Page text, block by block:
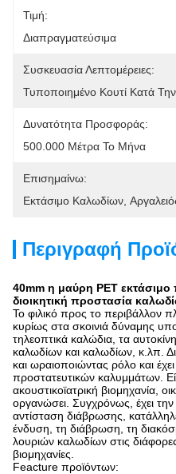
Τιμή:
Διαπραγματεύσιμα
Συσκευασία Λεπτομέρειες:
Τυποποιημένο Κουτί Κατά
Δυνατότητα Προσφοράς:
500.000 Μέτρα Το Μήνα
Επισημαίνω:
Εκτάσιμο Καλωδίων
Περιγραφή
40mm η μαύρη PET εκτάσιμο
διοικητική προστασία
Το φιλικό προς το περιβάλλον
κυρίως στα σκοινιά δύναμης
τηλεοπτικά καλώδια, τα
καλωδίων και καλωδίων, κ.λπ.
και ωραιοποιώντας ρόλο και
προστατευτικών καλυμμάτων.
ακουστικοϊατρική βιομηχανία,
οργανώσει. Συγχρόνως, έχει
αντίσταση διάβρωσης,
ένδυση, τη διάβρωση, τη
λουριών καλωδίων στις
βιομηχανίες.
Feacture προϊόντων: